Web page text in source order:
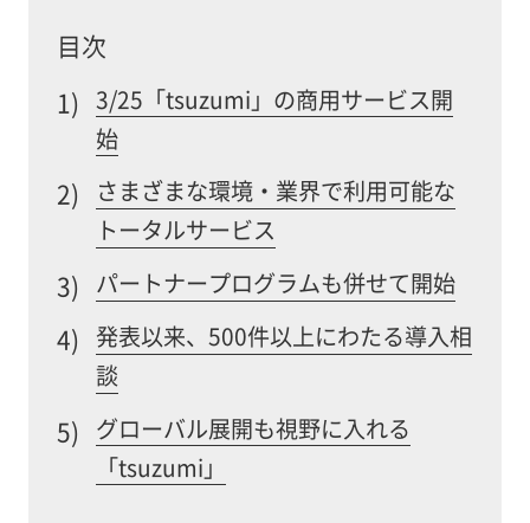
目次
1) 3/25「tsuzumi」の商用サービス開
始
2)
さまざまな環境・業界で利用可能な
トータルサービス
3) パートナープログラムも併せて開始
4)
発表以来、500件以上にわたる導入相
談
5)
グローバル展開も視野に入れる
「tsuzumi」